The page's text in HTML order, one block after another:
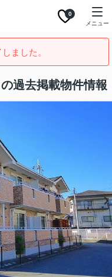
0
メニュー
ました。
過去掲載物件情報